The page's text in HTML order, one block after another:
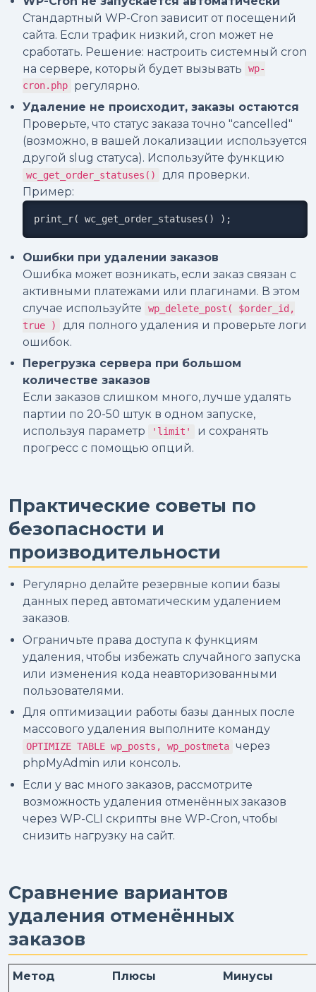
Стандартный WP-Cron зависит от посещений
сайта. Если трафик низкий, cron может не
сработать. Решение: настроить системный cron
на сервере, который будет вызывать
wp-
cron.php
регулярно.
Удаление не происходит, заказы остаются
Проверьте, что статус заказа точно "cancelled"
(возможно, в вашей локализации используется
другой slug статуса). Используйте функцию
wc_get_order_statuses()
для проверки.
Пример:
print_r( wc_get_order_statuses() );
Ошибки при удалении заказов
Ошибка может возникать, если заказ связан с
активными платежами или плагинами. В этом
случае используйте
wp_delete_post( $order_id,
true )
для полного удаления и проверьте логи
ошибок.
Перегрузка сервера при большом
количестве заказов
Если заказов слишком много, лучше удалять
партии по 20-50 штук в одном запуске,
используя параметр
'limit'
и сохранять
прогресс с помощью опций.
Практические советы по
безопасности и
производительности
Регулярно делайте резервные копии базы
данных перед автоматическим удалением
заказов.
Ограничьте права доступа к функциям
удаления, чтобы избежать случайного запуска
или изменения кода неавторизованными
пользователями.
Для оптимизации работы базы данных после
массового удаления выполните команду
OPTIMIZE TABLE wp_posts, wp_postmeta через
phpMyAdmin или консоль.
Если у вас много заказов, рассмотрите
возможность удаления отменённых заказов
через WP-CLI скрипты вне WP-Cron, чтобы
снизить нагрузку на сайт.
Сравнение вариантов
удаления отменённых
заказов
Метод Плюсы
Минусы